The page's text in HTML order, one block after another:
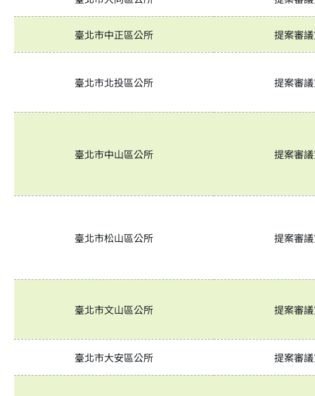
臺北市中正區公所 提案審
臺北市北投區公所 提案審
臺北市中山區公所 提案審
臺北市松山區公所 提案審
臺北市文山區公所 提案審
臺北市大安區公所 提案審